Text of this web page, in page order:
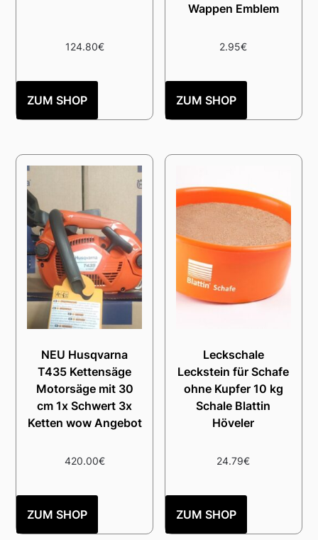
124.80€
ZUM SHOP
Wappen Emblem
2.95€
ZUM SHOP
NEU Husqvarna
T435 Kettensäge
Motorsäge mit 30
cm 1x Schwert 3x
Ketten wow Angebot
420.00€
ZUM SHOP
Leckschale
Leckstein für Schafe
ohne Kupfer 10 kg
Schale Blattin
Höveler
24.79€
ZUM SHOP